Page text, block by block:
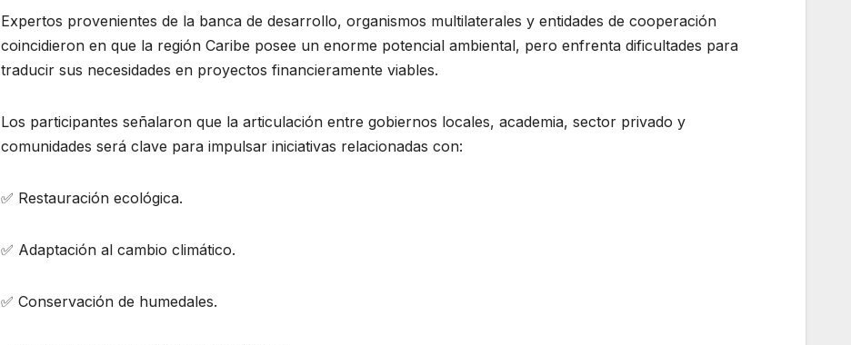
Expertos provenientes de la banca de desarrollo, organismos multilaterales y entidades de cooperación
coincidieron en que la región Caribe posee un enorme potencial ambiental, pero enfrenta dificultades para
traducir sus necesidades en proyectos financieramente viables.
Los participantes señalaron que la articulación entre gobiernos locales, academia, sector privado y
comunidades será clave para impulsar iniciativas relacionadas con:
✅ Restauración ecológica.
✅ Adaptación al cambio climático.
✅ Conservación de humedales.